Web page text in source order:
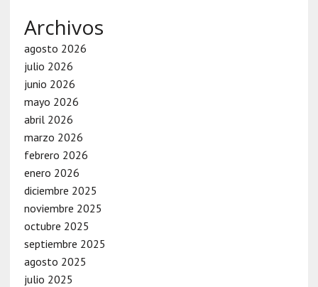
Archivos
agosto 2026
julio 2026
junio 2026
mayo 2026
abril 2026
marzo 2026
febrero 2026
enero 2026
diciembre 2025
noviembre 2025
octubre 2025
septiembre 2025
agosto 2025
julio 2025